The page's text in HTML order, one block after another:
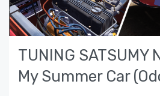
TUNING SATSUMY
My Summer Car